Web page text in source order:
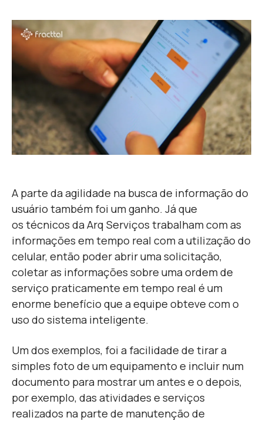
A parte da agilidade na busca de informação do
usuário também foi um ganho. Já que
os técnicos da Arq Serviços trabalham com as
informações em tempo real com a utilização do
celular, então poder abrir uma solicitação,
coletar as informações sobre umaordem de
serviço praticamente em tempo real é um
enorme benefício que a equipe obteve com o
uso do sistema inteligente.
Um dos exemplos, foi a facilidade de tirar a
simples foto de um equipamento e incluir num
documento para mostrar um antes e o depois,
por exemplo, das atividades e serviços
realizados na parte de manutenção de